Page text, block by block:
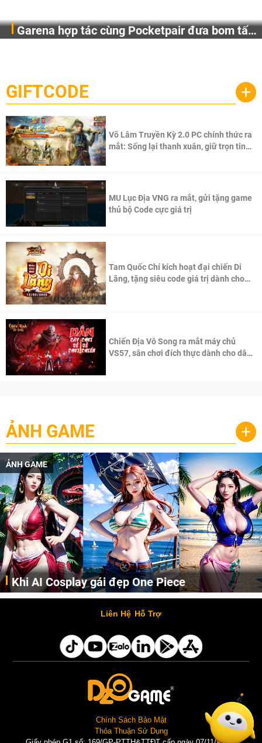
Garena hợp tác cùng Pocketpair đưa bom tấn
cầu, theo giấy phép chính thức từ công ty game Nhật Bản
Pocketpair, Inc.
GIFTCODE +
Võ Lâm Truyền Kỳ 2.0 PC chính thức ra
mắt: Sống lại thanh xuân, giữ trọn tinh
MU Lục Địa VNG ra mắt, gửi tặng game
thủ bộ Code cực giá trị
Tam Quốc Chí kích hoạt đại chiến Di
Lăng, tặng siêu code giá trị dành cho
Chiến Địa Vô Song ra mắt máy chủ
VS57, sân chơi đích thực dành cho dân
ẢNH GAME +
ẢNH GAME
Khi AI Cosplay gái đẹp One Piece
Những cô nàng nóng bỏng Boa Hancock, Nico Robin, Nami, Yamato hay Perona được AI vẽ lại dưới hình thức Cosplay cực kỳ chuẩn chỉnh.
Liên Hệ Hỗ Trợ
Chính Sách Bảo Mật
Thỏa Thuận Sử Dụng